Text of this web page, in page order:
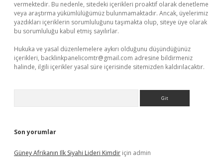
vermektedir. Bu nedenle, sitedeki içerikleri proaktif olarak denetleme
veya araştırma yükümlülüğümüz bulunmamaktadır. Ancak, üyelerimiz
yazdıkları içeriklerin sorumluluğunu taşımakta olup, siteye üye olarak
bu sorumluluğu kabul etmiş sayılırlar.
Hukuka ve yasal düzenlemelere aykırı olduğunu düşündüğünüz
içerikleri, backlinkpanelicomtr@gmail.com adresine bildirmeniz
halinde, ilgili içerikler yasal süre içerisinde sitemizden kaldırılacaktır.
Son yorumlar
Güney Afrikanın Ilk Siyahi Lideri Kimdir için admin